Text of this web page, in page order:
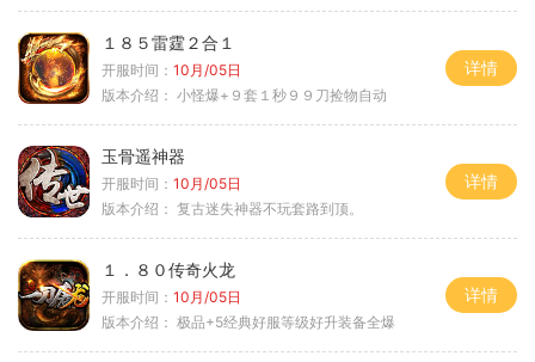
１８５雷霆２合１
开服时间： 10月/05日
版本介绍： 小怪爆+９套１秒９９刀捡物自动
详情
玉骨遥神器
开服时间： 10月/05日
版本介绍： 复古迷失神器不玩套路到顶。
详情
１．８０传奇火龙
开服时间： 10月/05日
版本介绍： 极品+5经典好服等级好升装备全爆
详情